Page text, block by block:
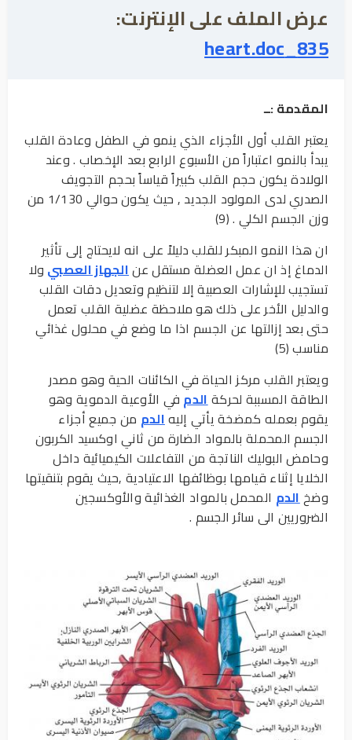
عرض الملف على الإنترنت:
835_heart.doc
المقدمة :ــ
يعتبر القلب أول الأجزاء الذي ينمو في الطفل وعادة القلب
يبدأ بالنمو اعتباراً من الأسبوع الرابع بعد الإخصاب . وعند
الولادة يكون حجم القلب كبيراً قياساً بحجم التجويف
الصدري لدى المولود الجديد , حيث يكون حوالي 1/130 من
وزن الجسم الكلي . (9)
ان هذا النمو المبكر للقلب دليلاً على انه لايحتاج إلى تأثير
الدماغ إذ ان عمل العضلة مستقل عنالجهاز العصبي ولا
تستجيب للإشارات العصبية إلا لتنظيم وتعديل دقات القلب
والدليل الأخر على ذلك هو ملاحظة عضلية القلب تعمل
حتى بعد إزالتها عن الجسم اذا ما وضع في محلول غذائي
مناسب (5)
ويعتبر القلب مركز الحياة في الكائنات الحية وهو مصدر
الطاقة المسببة لحركةالدم في الأوعية الدموية وهو
يقوم بعمله كمضخة يأتي إليهالدم من جميع أجزاء
الجسم المحملة بالمواد الضارة من ثاني اوكسيد الكربون
وحامض البوليك الناتجة من التفاعلات الكيميائية داخل
الخلايا إثناء قيامها بوظائفها الاعتيادية ,حيث يقوم بتنقيتها
وضخالدم المحمل بالمواد الغذائية والأوكسجين
الضروريين الى سائر الجسم .